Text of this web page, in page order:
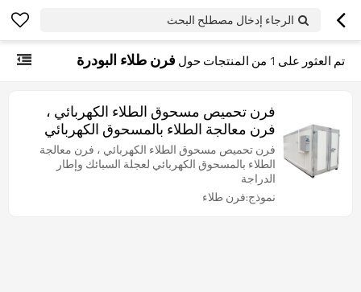
الرجاء إدخال مصطلح البحث
تم العثور على 1 من المنتجات حول فرن طلاء البودرة
فرن تحميص مسحوق الطلاء الكهربائي ،
فرن معالجة الطلاء بالمسحوق الكهربائي
لعجلة السبائك وإطار الدراجة
فرن تحميص مسحوق الطلاء الكهربائي ، فرن معالجة
الطلاء بالمسحوق الكهربائي لعجلة السبائك وإطار
الدراجة
نموذج:فرن طلاء